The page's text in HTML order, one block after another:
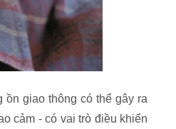
giao thông có thể gây ra
cảm - có vai trò điều khiển